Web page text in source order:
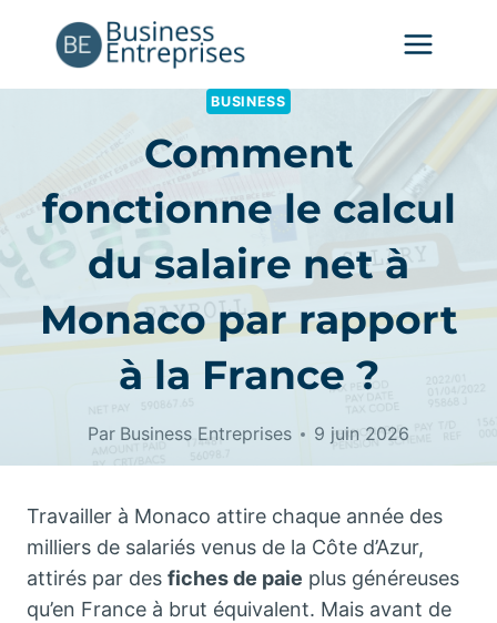
BUSINESS
Comment
fonctionne le calcul
du salaire net à
Monaco par rapport
à la France ?
Par Business Entreprises 9 juin 2026
Travailler à Monaco attire chaque année des
milliers de salariés venus de la Côte d’Azur,
attirés par des fiches de paie plus généreuses
qu’en France à brut équivalent. Mais avant de